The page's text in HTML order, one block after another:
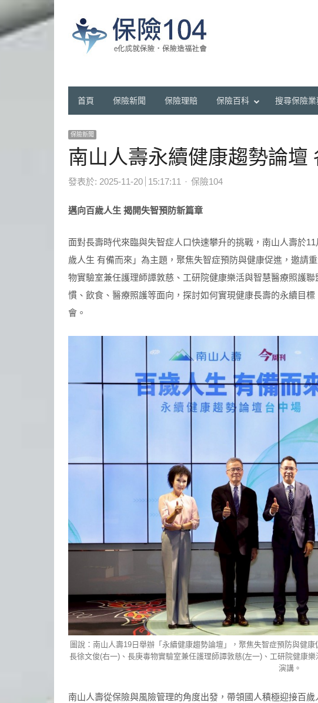
首頁 保險新聞 保險理賠 保險百科 搜尋保險業
保險新聞
南山人壽永續健康趨勢論壇
發表於: 2025-11-20 15:17:11 Author
保險104
邁向百歲人生 揭開失智預防新篇章
面對長壽時代來臨與失智症人口快速攀升的挑戰，南山人壽於
歲人生 有備而來」為主題，聚焦失智症預防與健康促進，邀請
物實驗室兼任護理師譚敦慈、工研院健康樂活與智慧醫療照護
慣、飲食、醫療照護等面向，探討如何實現健康長壽的永續目
會。
圖說：南山人壽19日舉辦「永續健康趨勢論壇」，聚焦失智症預防與健
長徐文俊(右一)、長庚毒物實驗室兼任護理師譚敦慈(左一)、工研院健康
演講。
南山人壽從保險與風險管理的角度出發，帶領國人積極迎接百